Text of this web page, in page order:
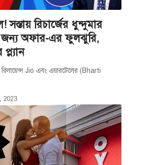
রিচার্জের ধুন্দুমার
জন্য অফার-এর ফুলঝুরি,
রিলায়েন্স Jio এবং এয়ারটেলের (Bharti
2023